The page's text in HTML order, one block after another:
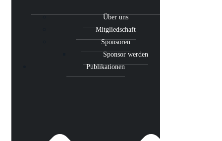
Über uns
Mitgliedschaft
Sponsoren
Sponsor werden
Publikationen